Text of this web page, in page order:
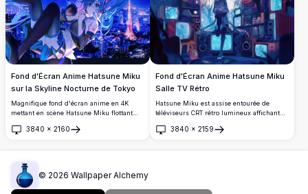
vibrant et accrocheur.
Fond d'Écran Anime Hatsune Miku
sur la Skyline Nocturne de Tokyo
Magnifique fond d'écran anime en 4K
mettant en scène Hatsune Miku flottant
de Tokyo, avec des lumières néon
3840 × 2160
Ouvrir
Fond d'Écran Anime Hatsune Miku
Salle TV Rétro
Hatsune Miku est assise entourée de
téléviseurs CRT rétro lumineux affichant
œuvre d'art anime d'inspiration
3840 × 2159
Ouvrir
© 2026 Wallpaper Alchemy